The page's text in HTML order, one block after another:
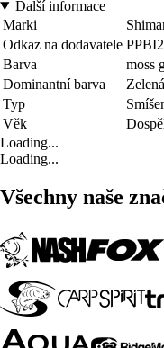
Další informace
Marki
Odkaz na dodavatele
Barva
moss
Dominantní barva
Zelená
Typ
Věk
Loading...
Loading...
Všechny naše